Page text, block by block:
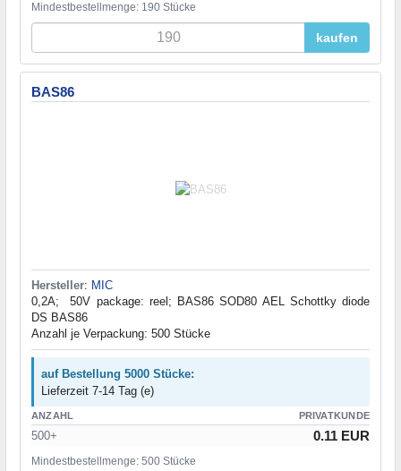
Mindestbestellmenge: 190 Stücke
kaufen
BAS86
Hersteller: MIC
0,2A; 50V package: reel; BAS86 SOD80 AEL Schottky diode
DS BAS86
Anzahl je Verpackung: 500 Stücke
auf Bestellung 5000 Stücke:
Lieferzeit 7-14 Tag (e)
ANZAHL PRIVATKUNDE
500+ 0.11 EUR
Mindestbestellmenge: 500 Stücke